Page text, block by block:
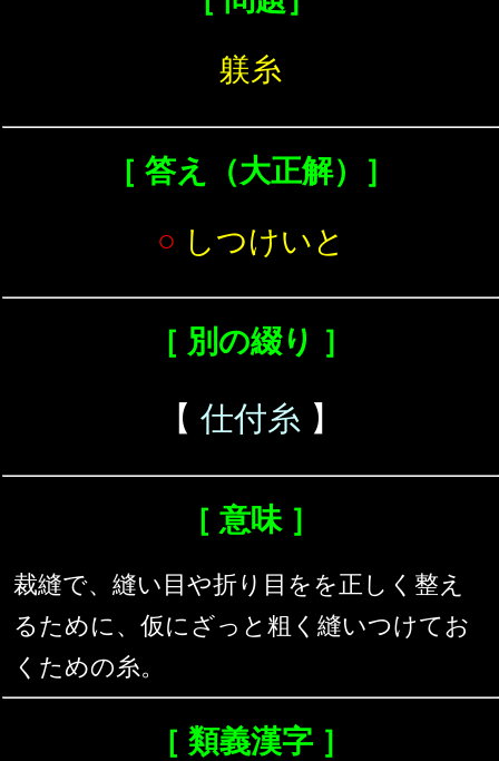
躾糸
［ 答え（大正解）］
○ しつけいと
［ 別の綴り ］
【 仕付糸 】
［ 意味 ］
裁縫で、縫い目や折り目をを正しく整え
るために、仮にざっと粗く縫いつけてお
くための糸。
［ 類義漢字 ］